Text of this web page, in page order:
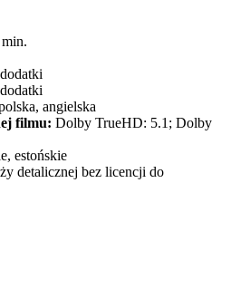
angielska
filmu: Dolby TrueHD: 5.1; Dolby
estońskie
detalicznej bez licencji do